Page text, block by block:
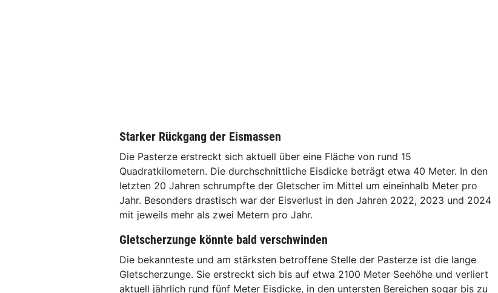
Starker Rückgang der Eismassen
Die Pasterze erstreckt sich aktuell über eine Fläche von rund 15
Quadratkilometern. Die durchschnittliche Eisdicke beträgt etwa 40 Meter. In den
letzten 20 Jahren schrumpfte der Gletscher im Mittel um eineinhalb Meter pro
Jahr. Besonders drastisch war der Eisverlust in den Jahren 2022, 2023 und 2024
mit jeweils mehr als zwei Metern pro Jahr.
Gletscherzunge könnte bald verschwinden
Die bekannteste und am stärksten betroffene Stelle der Pasterze ist die lange
Gletscherzunge. Sie erstreckt sich bis auf etwa 2100 Meter Seehöhe und verliert
aktuell jährlich rund fünf Meter Eisdicke, in den untersten Bereichen sogar bis zu